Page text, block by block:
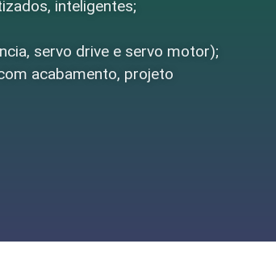
inteligentes;
servo drive e servo motor);
acabamento, projeto